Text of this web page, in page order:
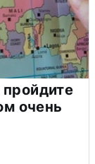
очень